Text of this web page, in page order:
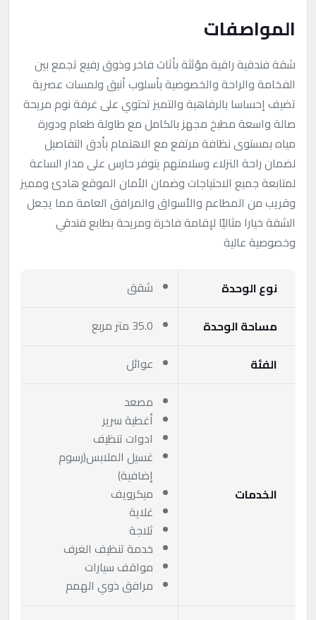
المواصفات
شقة فندقية راقية مؤثثة بأثاث فاخر وذوق رفيع تجمع بين
الفخامة والراحة والخصوصية بأسلوب أنيق ولمسات عصرية
تضيف إحساسا بالرفاهية والتميز تحتوي على غرفة نوم مريحة
صالة واسعة مطبخ مجهز بالكامل مع طاولة طعام ودورة
مياه بمستوى نظافة مرتفع مع الاهتمام بأدق التفاصيل
لضمان راحة النزلاء وسلامتهم يتوفر حارس على مدار الساعة
لمتابعة جميع الاحتياجات وضمان الأمان الموقع هادئ ومميز
وقريب من المطاعم والأسواق والمرافق العامة مما يجعل
الشقة خيارا مثاليًا لإقامة فاخرة ومريحة بطابع فندقي
وخصوصية عالية
نوع الوحدة
شقق
مساحة الوحدة
35.0 متر مربع
الفئة
عوائل
الخدمات
مصعد
أغطية سرير
ادوات تنظيف
غسيل الملابس(رسوم
إضافية)
ميكرويف
غلاية
ثلاجة
خدمة تنظيف الغرف
مواقف سيارات
مرافق ذوي الهمم